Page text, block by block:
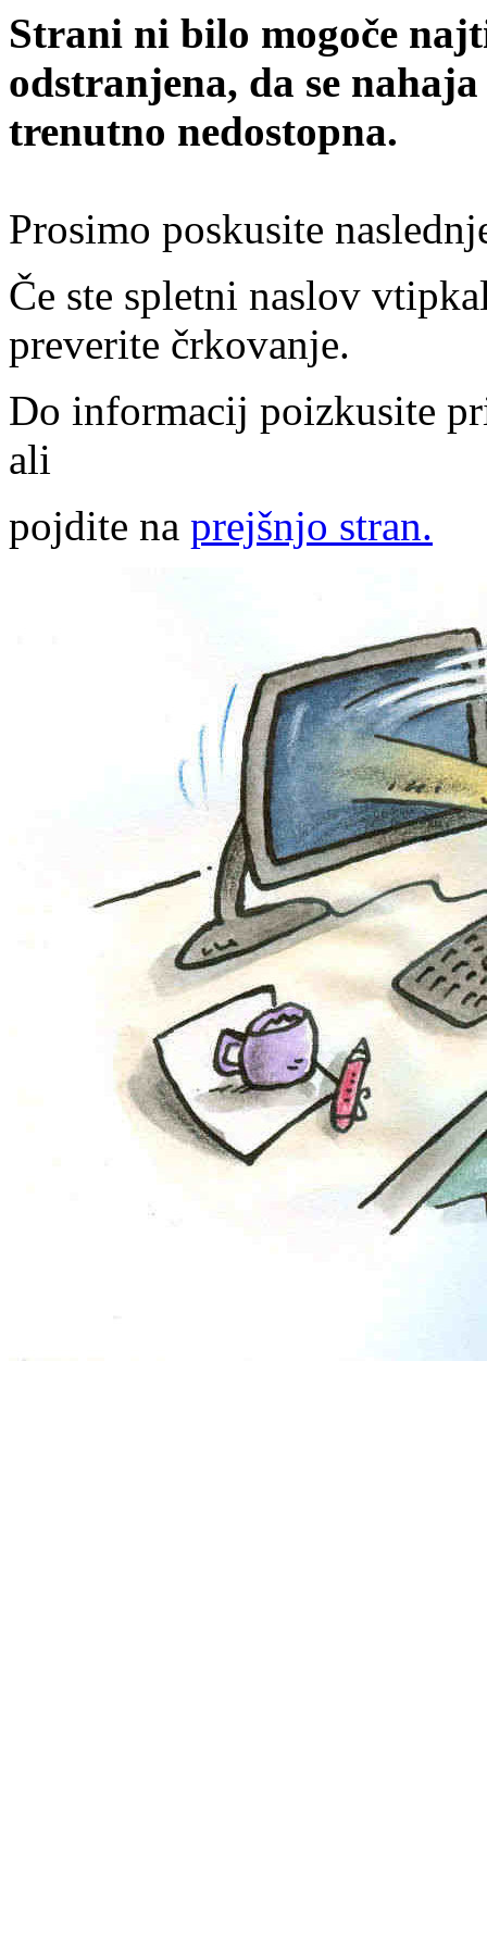
Strani ni bilo mogoče
odstranjena, da se
trenutno nedostopna.
Prosimo poskusite
Če ste spletni naslov
preverite črkovanje.
Do informacij poizkusite
ali
pojdite na prejšnjo stran.